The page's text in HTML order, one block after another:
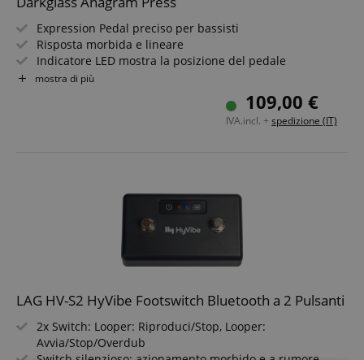
Expression Pedal preciso per bassisti
Risposta morbida e lineare
Indicatore LED mostra la posizione del pedale
TRS & RTS con impedenza di 10 kOhm
Alloggiamento batteria integrato nell'involucro
Compatto e compatibile con pedalboard
mostra di più
109,00 €
IVA.incl. + spedizione (IT)
LAG HV-S2 HyVibe Footswitch Bluetooth a 2 Pulsanti
2x Switch: Looper: Riproduci/Stop, Looper:
Avvia/Stop/Overdub